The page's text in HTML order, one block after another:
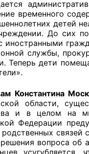
ОП КО”
за 2024 г.
временного
детей
До сих
иностранными
службы,
Теперь дети
Константина
области,
и в целом на
Федерации
родственных
вопроса об